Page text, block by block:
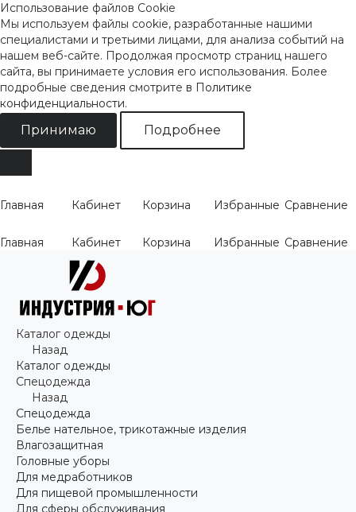
Использование файлов Cookie
Мы используем файлы cookie, разработанные нашими
специалистами и третьими лицами, для анализа событий на
нашем веб-сайте. Продолжая просмотр страниц нашего
сайта, вы принимаете условия его использования. Более
подробные сведения смотрите в Политике
конфиденциальности.
Принимаю Подробнее
Главная Кабинет Корзина Избранные Сравнение
Главная Кабинет Корзина Избранные Сравнение
Каталог одежды
Назад
Каталог одежды
Спецодежда
Назад
Спецодежда
Белье нательное, трикотажные изделия
Влагозащитная
Головные уборы
Для медработников
Для пищевой промышленности
Для сферы обслуживания